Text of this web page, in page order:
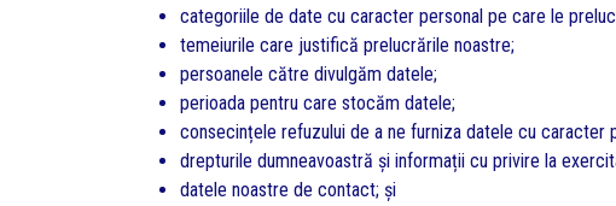
categoriile de date cu caracter personal pe care le
temeiurile care justifică prelucrările noastre;
persoanele către divulgăm datele;
perioada pentru care stocăm datele;
consecințele refuzului de a ne furniza datele cu caracter
drepturile dumneavoastră și informații cu privire la
datele noastre de contact; și